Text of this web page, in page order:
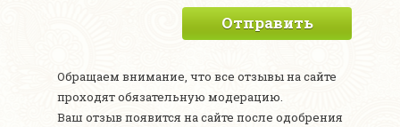
Отправить
Обращаем внимание, что все отзывы на сайте
проходят обязательную модерацию.
Ваш отзыв появится на сайте после одобрения